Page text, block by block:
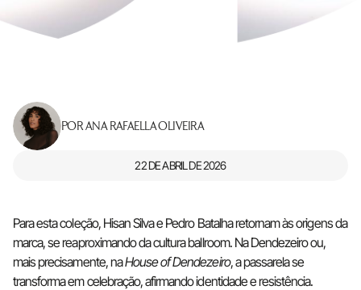
POR ANA RAFAELLA OLIVEIRA
22 DE ABRIL DE 2026
Para esta coleção, Hisan Silva e Pedro Batalha retornam às origens da
marca, se reaproximando da cultura ballroom. Na Dendezeiro ou,
mais precisamente, naHouse of Dendezeiro, a passarela se
transforma em celebração, afirmando identidade e resistência.